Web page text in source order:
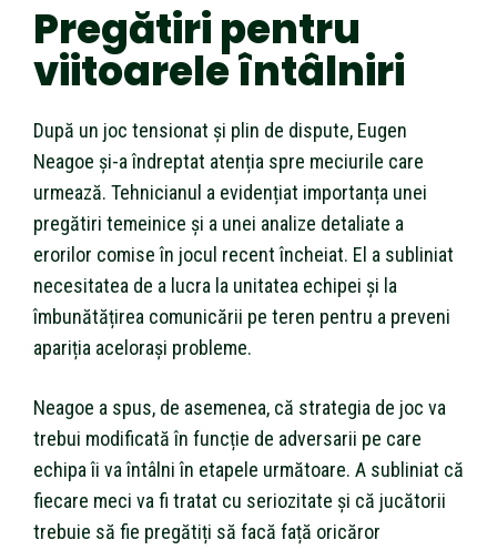
Pregătiri pentru
viitoarele întâlniri
După un joc tensionat și plin de dispute, Eugen
Neagoe și-a îndreptat atenția spre meciurile care
urmează. Tehnicianul a evidențiat importanța unei
pregătiri temeinice și a unei analize detaliate a
erorilor comise în jocul recent încheiat. El a subliniat
necesitatea de a lucra la unitatea echipei și la
îmbunătățirea comunicării pe teren pentru a preveni
apariția acelorași probleme.
Neagoe a spus, de asemenea, că strategia de joc va
trebui modificată în funcție de adversarii pe care
echipa îi va întâlni în etapele următoare. A subliniat că
fiecare meci va fi tratat cu seriozitate și că jucătorii
trebuie să fie pregătiți să facă față oricăror